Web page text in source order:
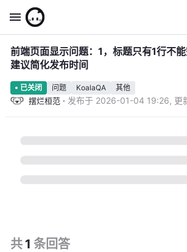
前端页面显示问题：1，标题只有1行不
建议简化发布时间
已关闭 问题 KoalaQA 其他
摆烂桓范 · 发布于 2026-01-04 19:26, 更
共 1 条回答